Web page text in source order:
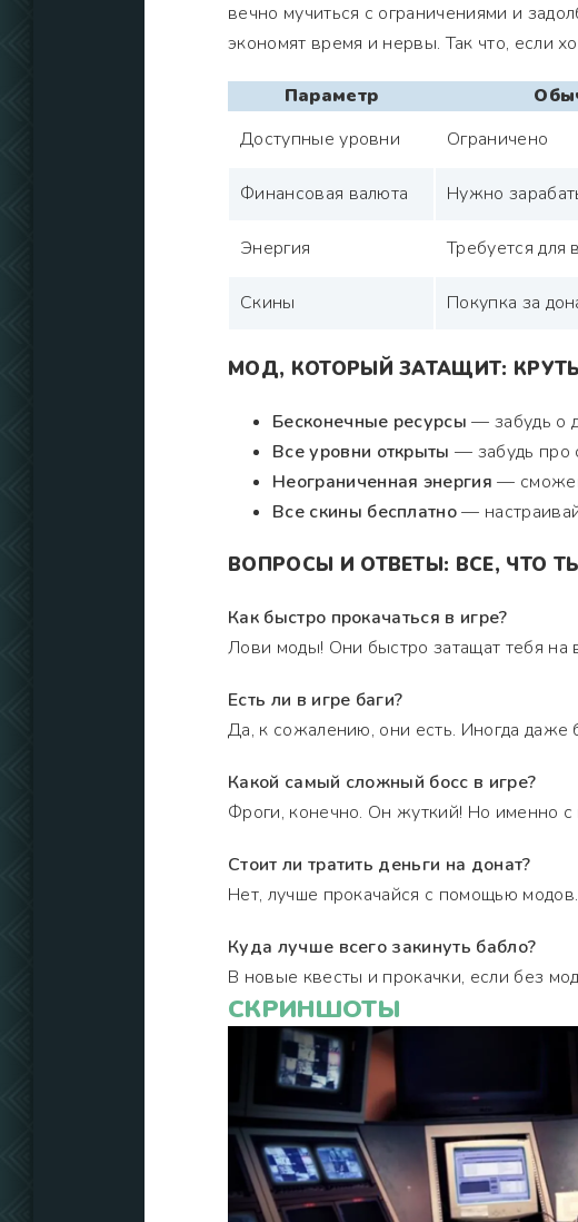
вечно мучиться с ограничениями и
экономят время и нервы. Так что, если
Параметр
Доступные уровни
Ограничено
Финансовая валюта Нужно
Энергия Требуется для
Скины Покупка за
МОД, КОТОРЫЙ ЗАТАЩИТ:
Бесконечные ресурсы — забудь о
Все уровни открыты — забудь про
Неограниченная энергия —
Все скины бесплатно—
ВОПРОСЫ И ОТВЕТЫ: ВСЕ, ЧТО
Как быстро прокачаться в игре?
Лови моды! Они быстро затащат тебя на
Есть ли в игре баги?
Да, к сожалению, они есть. Иногда даже
Какой самый сложный босс в игре?
Фроги, конечно. Он жуткий! Но именно
Стоит ли тратить деньги на донат?
Нет, лучше прокачайся с помощью
Куда лучше всего закинуть бабло?
В новые квесты и прокачки, если без
СКРИНШОТЫ